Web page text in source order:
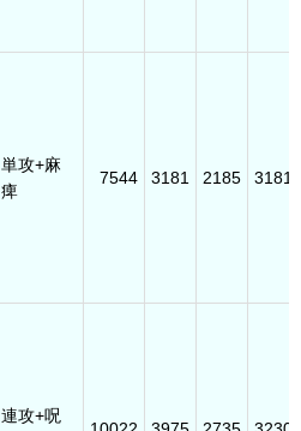
単攻+麻
痺
7544 3181 2185 3181
連攻+呪